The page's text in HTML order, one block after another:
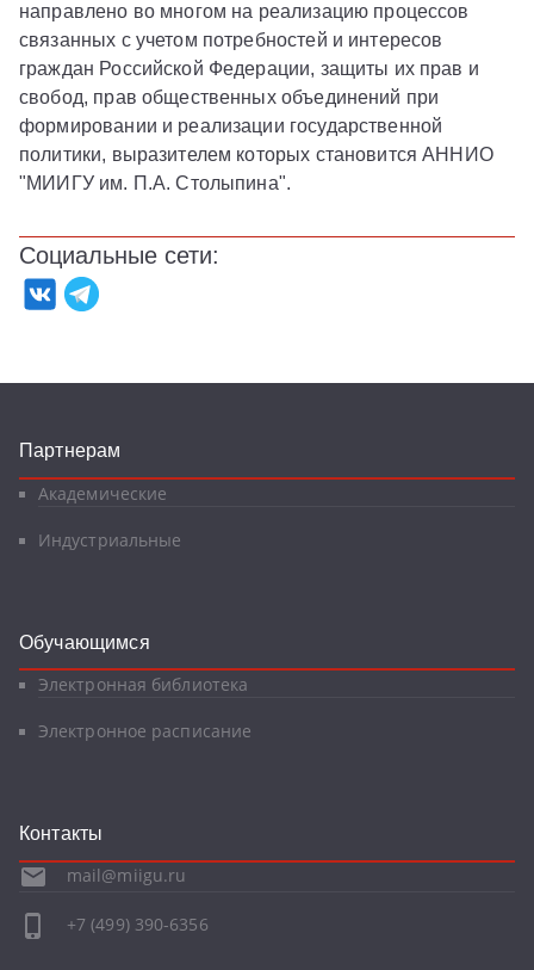
направлено во многом на реализацию процессов
связанных с учетом потребностей и интересов
граждан Российской Федерации, защиты их прав и
свобод, прав общественных объединений при
формировании и реализации государственной
политики, выразителем которых становится АННИО
"МИИГУ им. П.А. Столыпина".
Социальные сети:
Партнерам
Академические
Индустриальные
Обучающимся
Электронная библиотека
Электронное расписание
Контакты
mail@miigu.ru
+7 (499) 390-6356